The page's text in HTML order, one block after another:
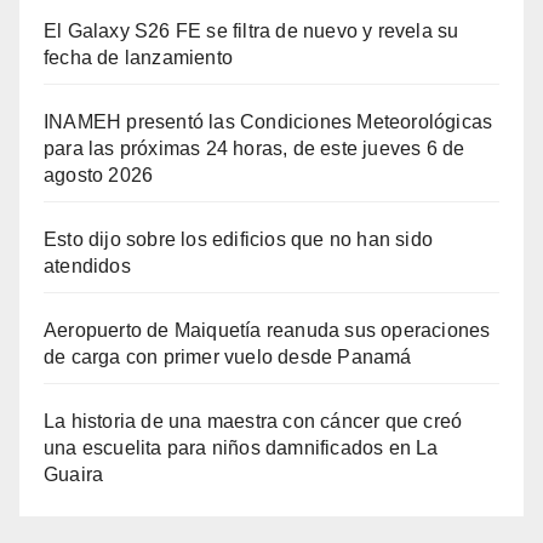
El Galaxy S26 FE se filtra de nuevo y revela su
fecha de lanzamiento
INAMEH presentó las Condiciones Meteorológicas
para las próximas 24 horas, de este jueves 6 de
agosto 2026
Esto dijo sobre los edificios que no han sido
atendidos
Aeropuerto de Maiquetía reanuda sus operaciones
de carga con primer vuelo desde Panamá
La historia de una maestra con cáncer que creó
una escuelita para niños damnificados en La
Guaira